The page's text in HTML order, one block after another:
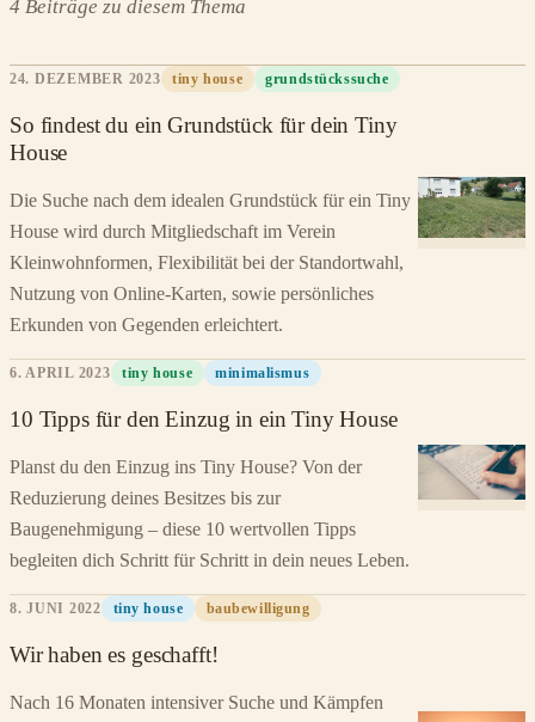
4 Beiträge zu diesem Thema
24. DEZEMBER 2023 tiny house grundstückssuche
So findest du ein Grundstück für dein Tiny
House
Die Suche nach dem idealen Grundstück für ein Tiny
House wird durch Mitgliedschaft im Verein
Kleinwohnformen, Flexibilität bei der Standortwahl,
Nutzung von Online-Karten, sowie persönliches
Erkunden von Gegenden erleichtert.
6. APRIL 2023 tiny house minimalismus
10 Tipps für den Einzug in ein Tiny House
Planst du den Einzug ins Tiny House? Von der
Reduzierung deines Besitzes bis zur
Baugenehmigung – diese 10 wertvollen Tipps
begleiten dich Schritt für Schritt in dein neues Leben.
8. JUNI 2022 tiny house baubewilligung
Wir haben es geschafft!
Nach 16 Monaten intensiver Suche und Kämpfen